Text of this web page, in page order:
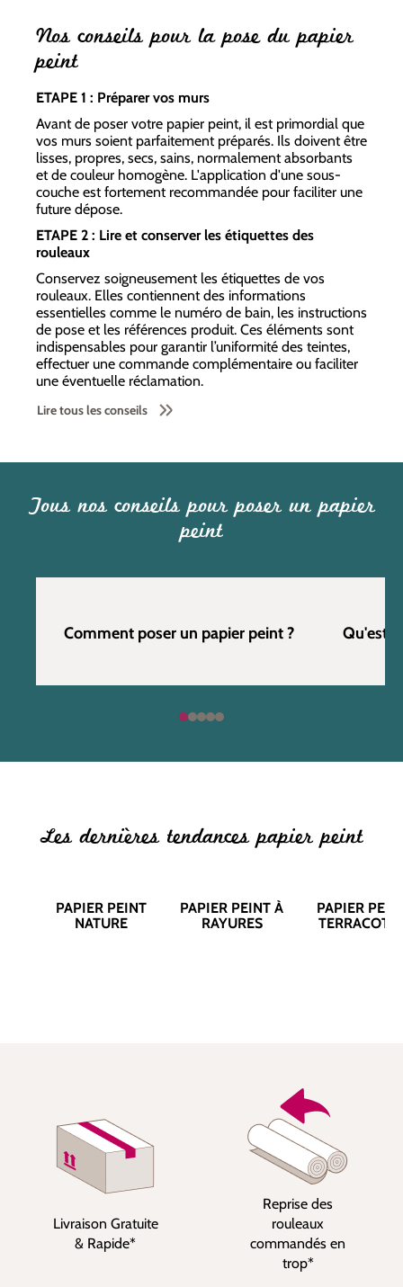
Nos conseils pour la pose du papier
peint
ETAPE 1 : Préparer vos murs
Avant de poser votre papier peint, il est primordial que
vos murs soient parfaitement préparés. Ils doivent être
lisses, propres, secs, sains, normalement absorbants
et de couleur homogène. L'application d'une sous-
couche est fortement recommandée pour faciliter une
future dépose.
ETAPE 2 : Lire et conserver les étiquettes des
rouleaux
Conservez soigneusement les étiquettes de vos
rouleaux. Elles contiennent des informations
essentielles comme le numéro de bain, les instructions
de pose et les références produit. Ces éléments sont
indispensables pour garantir l’uniformité des teintes,
effectuer une commande complémentaire ou faciliter
une éventuelle réclamation.
Lire tous les conseils
Tous nos conseils pour poser un papier
peint
Comment poser un papier peint ? Qu'est
Les dernières tendances papier peint
PAPIER PEINT
NATURE
PAPIER PEINT À
RAYURES
PAPIER
Livraison Gratuite
& Rapide*
Reprise des
rouleaux
commandés en
trop*